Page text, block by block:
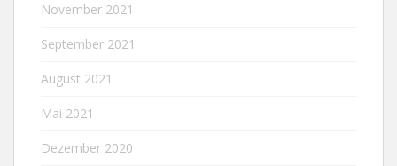
November 2021
September 2021
August 2021
Mai 2021
Dezember 2020